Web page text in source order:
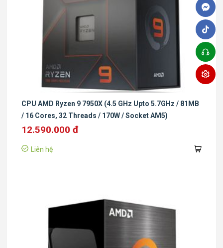
CPU AMD Ryzen 9 7950X (4.5 GHz Upto 5.7GHz / 81MB
/ 16 Cores, 32 Threads / 170W / Socket AM5)
12.590.000 đ
Liên hệ